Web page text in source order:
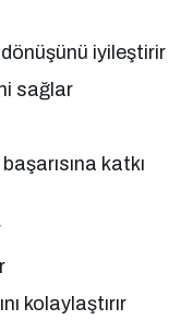
dönüşünü iyileştirir
sağlar
katkı
kolaylaştırır